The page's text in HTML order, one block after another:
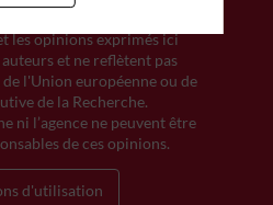
les opinions exprimés ici
auteurs et ne reflètent pas
l'Union européenne ou de
de la Recherche.
ni l’agence ne peuvent être
de ces opinions.
d'utilisation